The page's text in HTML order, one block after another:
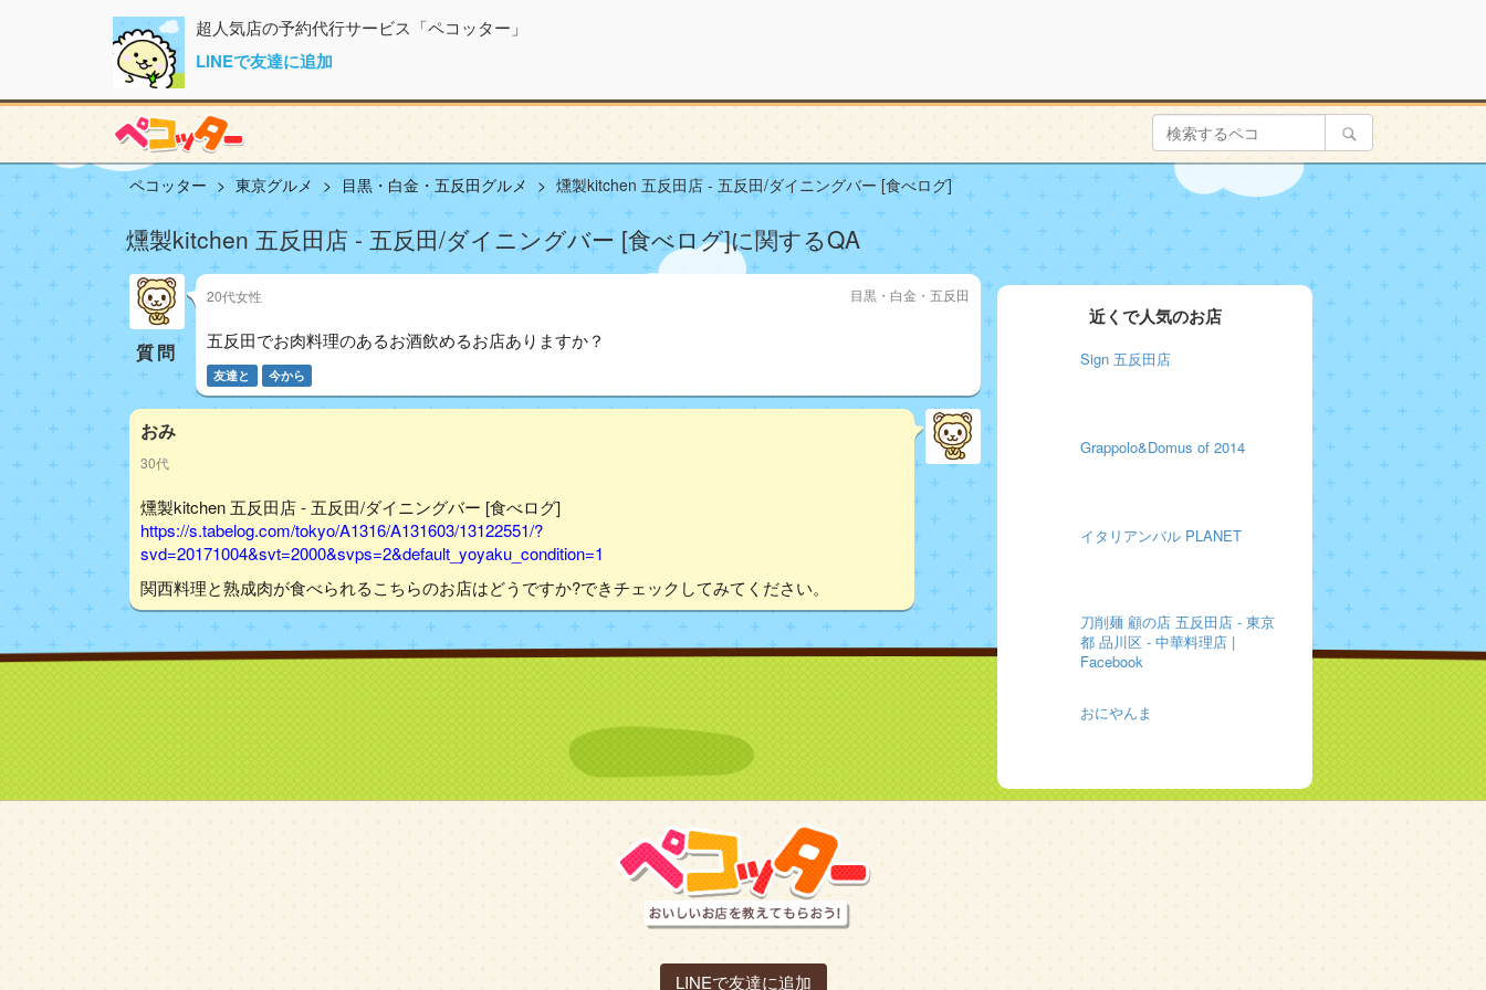
超人気店の予約代行サービス「ペコッター」
LINEで友達に追加
ペコッター 東京グルメ 目黒・白金・五反田グルメ 燻製kitchen 五反田店 - 五反田/ダイニングバー [食べログ]
燻製kitchen 五反田店 - 五反田/ダイニングバー [食べログ]に関するQA
質問
20代女性 目黒・白金・五反田
五反田でお肉料理のあるお酒飲めるお店ありますか？
友達と 今から
おみ
30代
燻製kitchen 五反田店 - 五反田/ダイニングバー [食べログ]
https://s.tabelog.com/tokyo/A1316/A131603/13122551/?
svd=20171004&svt=2000&svps=2&default_yoyaku_condition=1
関西料理と熟成肉が食べられるこちらのお店はどうですか?できチェックしてみてください。
近くで人気のお店
Sign 五反田店
Grappolo&Domus of 2014
イタリアンバル PLANET
刀削麺 顧の店 五反田店 - 東京
都 品川区 - 中華料理店 |
Facebook
おにやんま
LINEで友達に追加